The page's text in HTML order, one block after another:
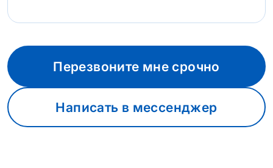
Перезвоните мне срочно
Написать в мессенджер